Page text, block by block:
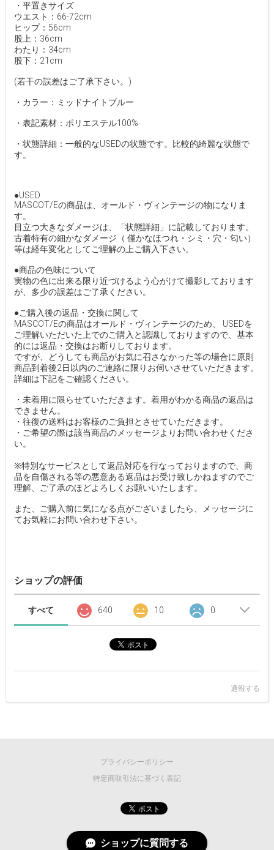
・平置きサイズ
ウエスト：66-72cm
ヒップ：56cm
股上：36cm
わたり：34cm
股下：21cm
(若干の誤差はご了承下さい。)
・カラー：ミッドナイトブルー
・表記素材：ポリエステル100%
・状態詳細：一般的なUSEDの状態です。比較的綺麗な状態で
す。
●USED
MASCOT/Eの商品は、オールド・ヴィンテージの物になりま
す。
目立つ大きなダメージは、「状態詳細」に記載しております。
古着特有の細かなダメージ（ 僅かなほつれ・シミ・穴・匂い）
等は経年変化としてご理解の上ご購入下さい。
●商品の色味について
実物の色に出来る限り近づけるよう心がけて撮影しております
が、多少の誤差はご了承ください。
●ご購入後の返品・交換に関して
MASCOT/Eの商品はオールド・ヴィンテージのため、 USEDを
ご理解いただいた上でのご購入と認識しておりますので、基本
的には返品・交換はお断りしております。
ですが、どうしても商品がお気に召さなかった等の場合に原則
商品到着後2日以内のご連絡に限りお伺いさせていただきます。
詳細は下記をご確認ください。
・未着用に限らせていただきます。着用がわかる商品の返品は
できません。
・往復の送料はお客様のご負担とさせていただきます。
・ご希望の際は該当商品のメッセージよりお問い合わせくださ
い。
※特別なサービスとして返品対応を行なっておりますので、商
品を自傷される等の悪意ある返品はお受け致しかねますのでご
理解、ご了承のほどよろしくお願いいたします。
また、ご購入前に気になる点がございましたら、メッセージに
てお気軽にお問い合わせ下さい。
ショップの評価
すべて 640 10 0
通報する
プライバシーポリシー
特定商取引法に基づく表記
©2026 MASCOT/E
ショップに質問する